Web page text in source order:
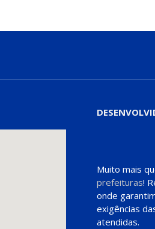
Muito mais
prefeituras!
onde
exigências
atendidas.